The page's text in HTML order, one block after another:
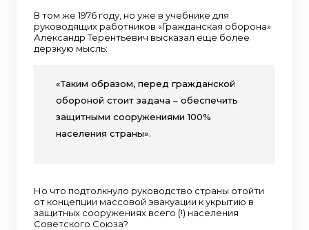
В том же 1976 году, но уже в учебнике для
руководящих работников «Гражданская оборона»
Александр Терентьевич высказал еще более
дерзкую мысль:
«Таким образом, перед гражданской
обороной стоит задача – обеспечить
защитными сооружениями 100%
населения страны».
Но что подтолкнуло руководство страны отойти
от концепции массовой эвакуации к укрытию в
защитных сооружениях всего (!) населения
Советского Союза?